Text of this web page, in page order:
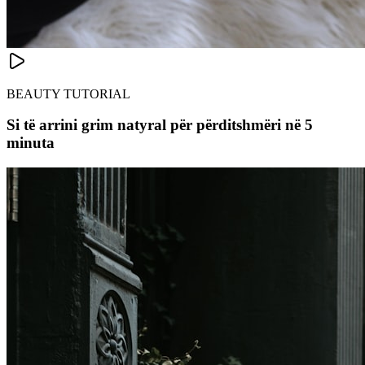
BEAUTY TUTORIAL
Si të arrini grim natyral për përditshmëri në 5
minuta